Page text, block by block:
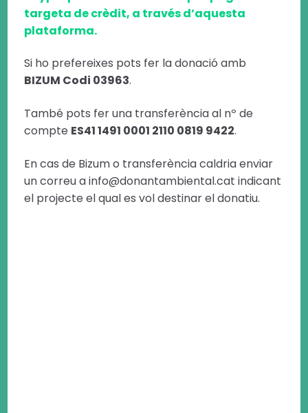
targeta de crèdit, a través d’aquesta
plataforma.
Si ho prefereixes pots fer la donació amb
BIZUM Codi 03963.
També pots fer una transferència al nº de
compte ES41 1491 0001 2110 0819 9422.
En cas de Bizum o transferència caldria enviar
un correu a info@donantambiental.cat indicant
el projecte el qual es vol destinar el donatiu.